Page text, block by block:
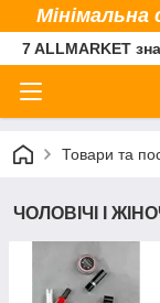
Мінімальна
7 ALLMARKET
Товари та
ЧОЛОВІЧІ І